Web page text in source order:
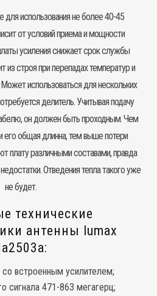
для использования не более 40-45
от условий приема и мощности
усиления снижает срок службы
из строя при перепадах температур и
использоваться для нескольких
делитель. Учитывая подачу
он должен быть проходным. Чем
его общая длинна, тем выше потери
плату различными составами, правда
Отведения тепла такого уже
не будет.
технические
антенны lumax
со встроенным усилителем;
сигнала 471-863 мегагерц;